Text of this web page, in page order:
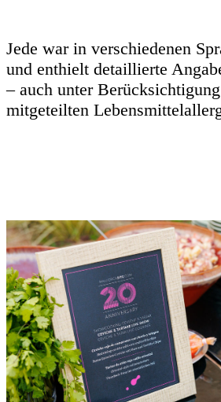
Jede war in verschiedenen
und enthielt detaillierte
– auch unter
mitgeteilten